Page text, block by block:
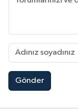
Gönder